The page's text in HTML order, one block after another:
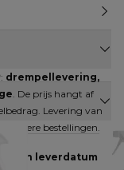
drempellevering,
. De prijs hangt af
Levering van
grotere bestellingen.
een leverdatum